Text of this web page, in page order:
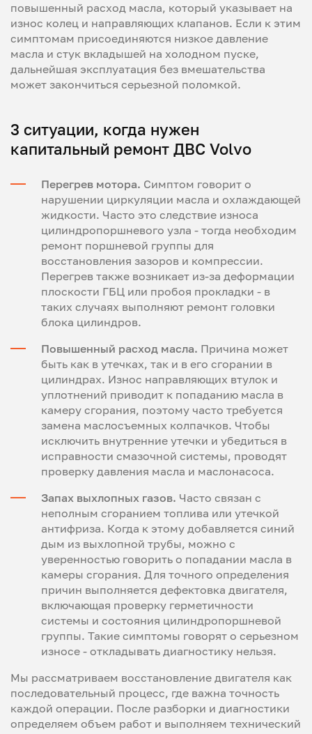
повышенный расход масла, который указывает на
износ колец и направляющих клапанов. Если к этим
симптомам присоединяются низкое давление
масла и стук вкладышей на холодном пуске,
дальнейшая эксплуатация без вмешательства
может закончиться серьезной поломкой.
3 ситуации, когда нужен
капитальный ремонт ДВС Volvo
Перегрев мотора. Симптом говорит о
нарушении циркуляции масла и охлаждающей
жидкости. Часто это следствие износа
цилиндропоршневого узла - тогда необходим
ремонт поршневой группы для
восстановления зазоров и компрессии.
Перегрев также возникает из-за деформации
плоскости ГБЦ или пробоя прокладки - в
таких случаях выполняют ремонт головки
блока цилиндров.
Повышенный расход масла. Причина может
быть как в утечках, так и в его сгорании в
цилиндрах. Износ направляющих втулок и
уплотнений приводит к попаданию масла в
камеру сгорания, поэтому часто требуется
замена маслосъемных колпачков. Чтобы
исключить внутренние утечки и убедиться в
исправности смазочной системы, проводят
проверку давления масла и маслонасоса.
Запах выхлопных газов. Часто связан с
неполным сгоранием топлива или утечкой
антифриза. Когда к этому добавляется синий
дым из выхлопной трубы, можно с
уверенностью говорить о попадании масла в
камеры сгорания. Для точного определения
причин выполняется дефектовка двигателя,
включающая проверку герметичности
системы и состояния цилиндропоршневой
группы. Такие симптомы говорят о серьезном
износе - откладывать диагностику нельзя.
Мы рассматриваем восстановление двигателя как
последовательный процесс, где важна точность
каждой операции. После разборки и диагностики
определяем объем работ и выполняем технический